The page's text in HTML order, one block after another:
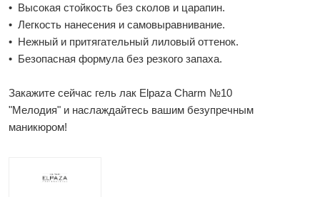
• Высокая стойкость без сколов и царапин.
• Легкость нанесения и самовыравнивание.
• Нежный и притягательный лиловый оттенок.
• Безопасная формула без резкого запаха.
Закажите сейчас гель лак Elpaza Charm №10
"Мелодия" и наслаждайтесь вашим безупречным
маникюром!